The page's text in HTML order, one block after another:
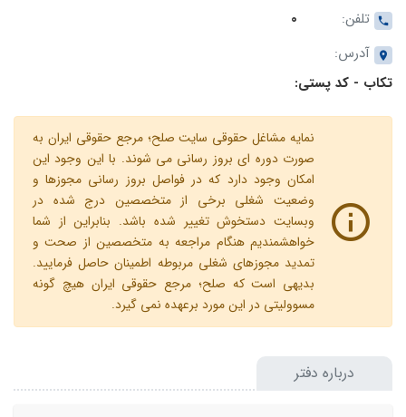
تلفن:
0
آدرس:
تکاب - کد پستی:
نمایه مشاغل حقوقی سایت صلح؛ مرجع حقوقی ایران به
صورت دوره ای بروز رسانی می شوند. با این وجود این
امکان وجود دارد که در فواصل بروز رسانی مجوزها و
وضعیت شغلی برخی از متخصصین درج شده در
وبسایت دستخوش تغییر شده باشد. بنابراین از شما
خواهشمندیم هنگام مراجعه به متخصصین از صحت و
تمدید مجوزهای شغلی مربوطه اطمینان حاصل فرمایید.
بدیهی است که صلح؛ مرجع حقوقی ایران هیچ گونه
مسوولیتی در این مورد برعهده نمی گیرد.
درباره دفتر